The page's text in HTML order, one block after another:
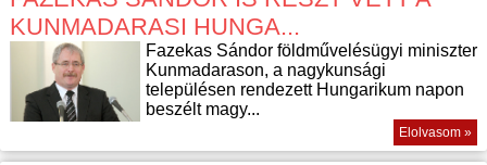
KUNMADARASI HUNGA...
Fazekas Sándor földművelésügyi miniszter
Kunmadarason, a nagykunsági
településen rendezett Hungarikum napon
beszélt magy...
Elolvasom »